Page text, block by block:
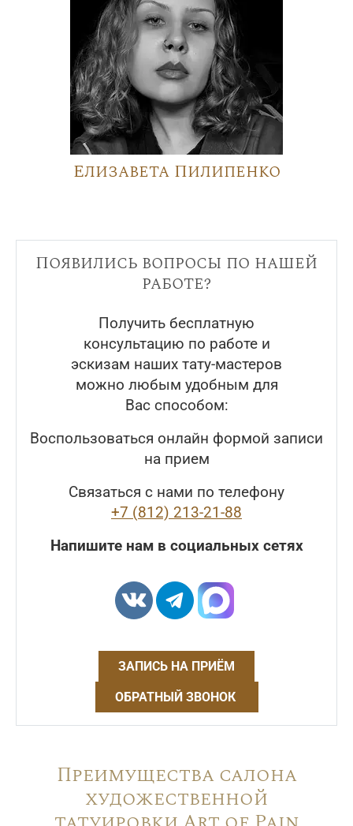
Елизавета Пилипенко
Появились вопросы по нашей
работе?
Получить бесплатную
консультацию по работе и
эскизам наших тату-мастеров
можно любым удобным для
Вас способом:
Воспользоваться онлайн формой записи
на прием
Связаться с нами по телефону
+7 (812) 213-21-88
Напишите нам в социальных сетях
ЗАПИСЬ НА ПРИЁМ
ОБРАТНЫЙ ЗВОНОК
Преимущества салона
художественной